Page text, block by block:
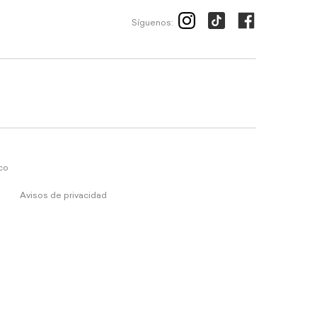
Síguenos:
Avisos de privacidad